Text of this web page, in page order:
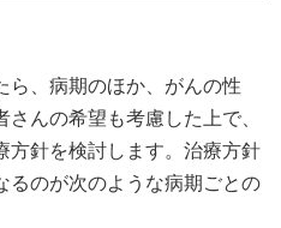
ら、病期のほか、がんの性
んの希望も考慮した上で、
方針を検討します。治療方針
るのが次のような病期ごとの